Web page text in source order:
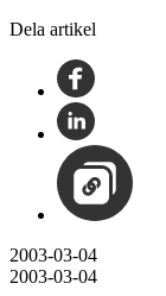
Dela artikel
2003-03-04
2003-03-04